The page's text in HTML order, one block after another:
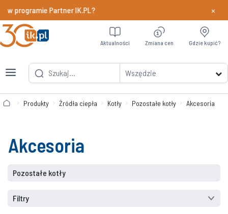
w programie Partner IK.PL? Dowiedz
×
Wszędzie
Aktualności Zmiana cen Gdzie kupić?
Produkty Źródła ciepła Kotły Pozostałe kotły Akcesoria
Akcesoria
Pozostałe kotły
Filtry